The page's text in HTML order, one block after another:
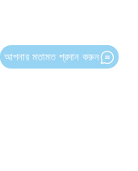
আপনার মতামত প্রদান করুন